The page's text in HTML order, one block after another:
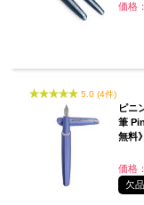
価格
5.0 (4件)
ピニ
筆
無料》
価格
欠